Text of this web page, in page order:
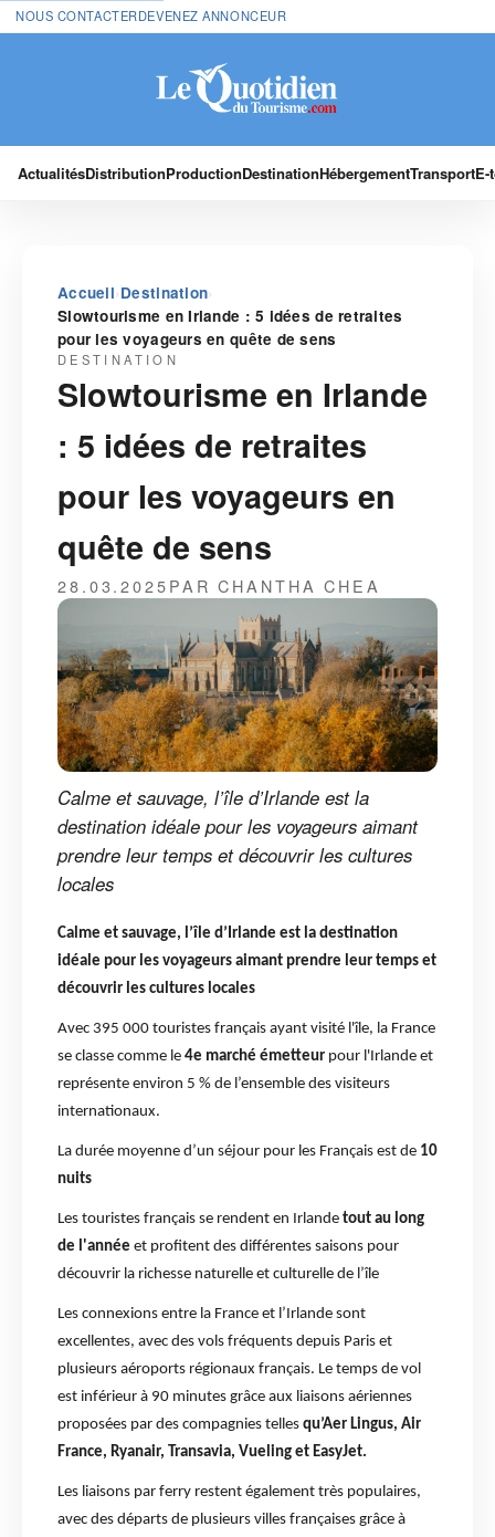
NOUS CONTACTERDEVENEZ ANNONCEUR
ActualitésDistributionProductionDestinationHébergementTransport
Accueil›Destination›
Slowtourisme en Irlande : 5 idées de retraites
pour les voyageurs en quête de sens
DESTINATION
Slowtourisme en Irlande
: 5 idées de retraites
pour les voyageurs en
quête de sens
28.03.2025PAR CHANTHA CHEA
Calme et sauvage, l’île d’Irlande est la
destination idéale pour les voyageurs aimant
prendre leur temps et découvrir les cultures
locales
Calme et sauvage, l’île d’Irlande est la destination
idéale pour les voyageurs aimant prendre leur temps et
découvrir les cultures locales
Avec 395 000 touristes français ayant visité l'île, la France
se classe comme le 4e marché émetteur pour l'Irlande et
représente environ 5 % de l’ensemble des visiteurs
internationaux.
La durée moyenne d’un séjour pour les Français est de 10
nuits
Les touristes français se rendent en Irlande tout au long
de l'année et profitent des différentes saisons pour
découvrir la richesse naturelle et culturelle de l’île
Les connexions entre la France et l’Irlande sont
excellentes, avec des vols fréquents depuis Paris et
plusieurs aéroports régionaux français. Le temps de vol
est inférieur à 90 minutes grâce aux liaisons aériennes
proposées par des compagnies telles qu’Aer Lingus, Air
France, Ryanair, Transavia, Vueling et EasyJet.
Les liaisons par ferry restent également très populaires,
avec des départs de plusieurs villes françaises grâce à